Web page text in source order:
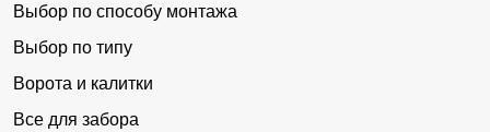
Выбор по способу монтажа
Выбор по типу
Ворота и калитки
Все для забора